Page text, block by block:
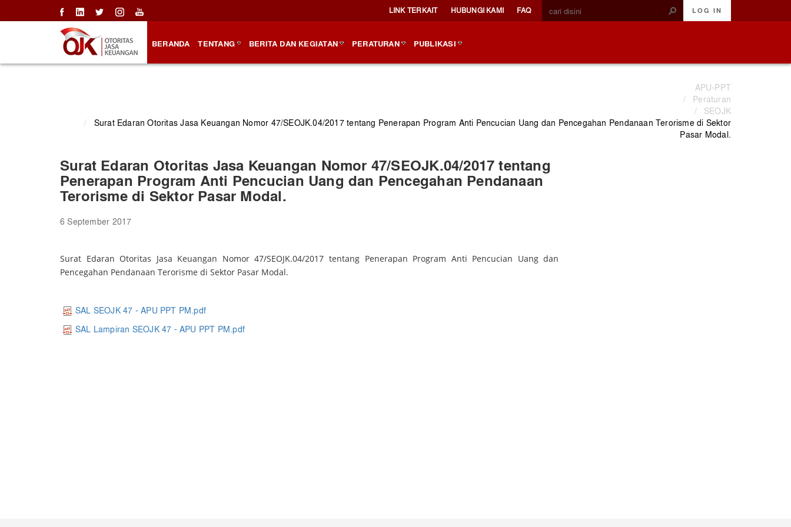
LOG IN
LINK TERKAIT HUBUNGI KAMI FAQ
BERANDA TENTANG BERITA DAN KEGIATAN PERATURAN PUBLIKASI
APU-PPT
/
Peraturan
/
SEOJK
/
Surat Edaran Otoritas Jasa Keuangan Nomor 47/SEOJK.04/2017 tentang Penerapan Program Anti Pencucian Uang dan Pencegahan Pendanaan Terorisme di Sektor
Pasar Modal.
Surat Edaran Otoritas Jasa Keuangan Nomor 47/SEOJK.04/2017 tentang
Penerapan Program Anti Pencucian Uang dan Pencegahan Pendanaan
Terorisme di Sektor Pasar Modal.
6 September 2017
Surat Edaran Otoritas Jasa Keuangan Nomor 47/SEOJK.04/2017 tentang Penerapan Program Anti Pencucian Uang dan
Pencegahan Pendanaan Terorisme di Sektor Pasar Modal.
SAL SEOJK 47 - APU PPT PM.pdf
SAL Lampiran SEOJK 47 - APU PPT PM.pdf